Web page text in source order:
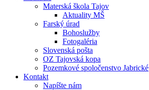
Materská škola Tajov
Aktuality MŠ
Farský úrad
Bohoslužby
Fotogaléria
Slovenská pošta
OZ Tajovská kopa
Pozemkové spoločenstvo Jabrické
Kontakt
Napíšte nám